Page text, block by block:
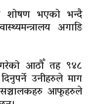
शोषण भएको भन्दै
अगाडि
आठौँ तह ९४८
उनीहरुले माग
आफूहरुले